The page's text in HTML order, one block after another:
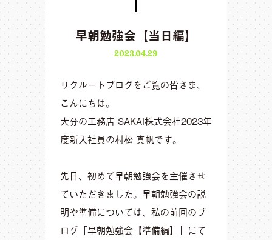
早朝勉強会【当日編】
2023.04.29
リクルートブログをご覧の皆さま、
こんにちは。
大分の工務店 SAKAI株式会社2023年
度新入社員の村松 真帆です。
先日、初めて早朝勉強会を主催させ
ていただきました。早朝勉強会の説
明や準備については、私の前回のブ
ログ 「早朝勉強会【準備編】」 にて